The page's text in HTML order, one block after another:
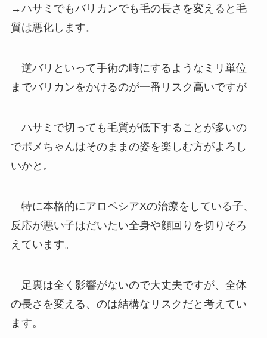
→ハサミでもバリカンでも毛の長さを変えると毛
質は悪化します。
逆バリといって手術の時にするようなミリ単位
までバリカンをかけるのが一番リスク高いですが
ハサミで切っても毛質が低下することが多いの
でポメちゃんはそのままの姿を楽しむ方がよろし
いかと。
特に本格的にアロペシアXの治療をしている子、
反応が悪い子はだいたい全身や顔回りを切りそろ
えています。
足裏は全く影響がないので大丈夫ですが、全体
の長さを変える、のは結構なリスクだと考えてい
ます。